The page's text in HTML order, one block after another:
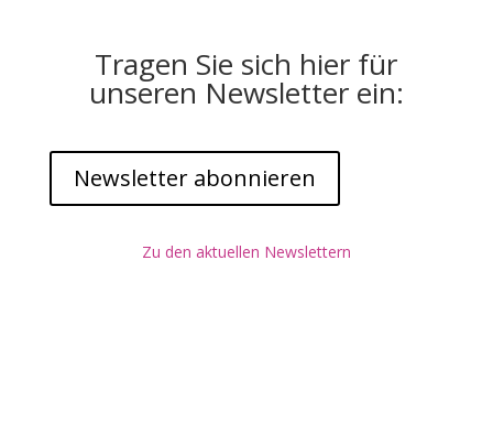
Tragen Sie sich hier für
unseren Newsletter ein:
Newsletter abonnieren
Zu den aktuellen Newslettern